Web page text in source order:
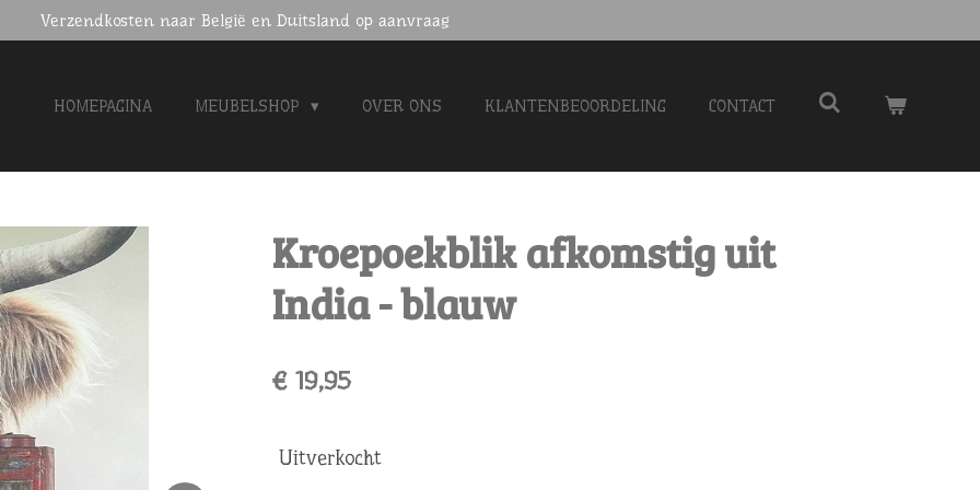
Verzendkosten naar België en Duitsland op aanvraag
HOMEPAGINA MEUBELSHOP OVER ONS KLANTENBEOORDELING CONTACT
Kroepoekblik afkomstig uit
India - blauw
€ 19,95
Uitverkocht